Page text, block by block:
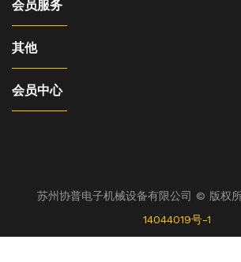
会员服务
其他
会员中心
苏州协普电子机械设备有限公司 © 版
14044019号-1